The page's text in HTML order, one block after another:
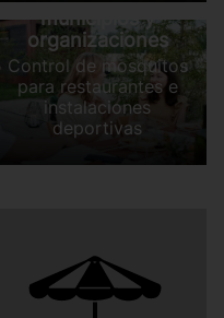
municipios y
organizaciones
Control de mosquitos
para restaurantes e
instalaciones
deportivas